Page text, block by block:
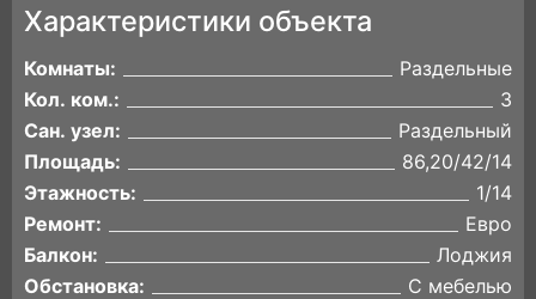
Характеристики объекта
Комнаты:
Раздельные
Кол. ком.:
3
Сан. узел:
Раздельный
Площадь:
86,20/42/14
Этажность:
1/14
Ремонт:
Евро
Балкон:
Лоджия
Обстановка:
С мебелью